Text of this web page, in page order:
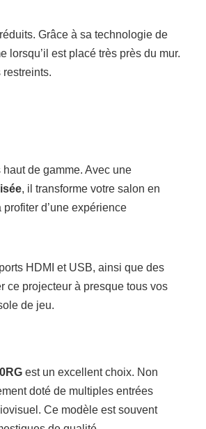
Grâce à sa technologie de
lorsqu’il est placé très près du mur.
restreints.
de gamme. Avec une
, il transforme votre salon en
d’une expérience
HDMI et USB, ainsi que des
ce projecteur à presque tous vos
de jeu.
est un excellent choix. Non
doté de multiples entrées
Ce modèle est souvent